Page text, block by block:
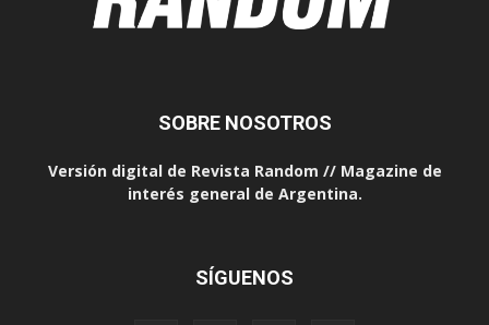
SOBRE NOSOTROS
Versión digital de Revista Random // Magazine de
interés general de Argentina.
SÍGUENOS